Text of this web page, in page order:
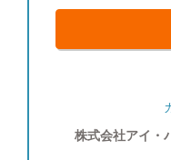
株式会社アイ・